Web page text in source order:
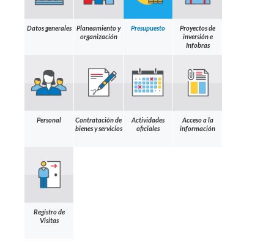
Datos generales
Planeamiento y
organización
Presupuesto
Proyectos de
inversión e
Infobras
Personal
Contratación de
bienes y servicios
Actividades
oficiales
Acceso a la
información
Registro de
Visitas